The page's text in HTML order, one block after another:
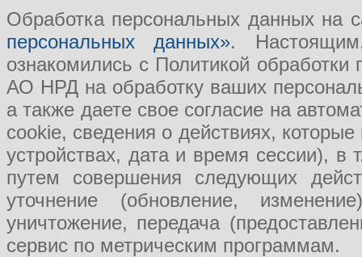
Обработка персональных данных на
персональных данных».
ознакомились с Политикой
АО НРД на обработку ваших
а также даете свое согласие на
cookie, сведения о действиях,
устройствах, дата и время сессии), в
путем совершения следующих
уточнение (обновление,
уничтожение, передача
сервис по метрическим программам.